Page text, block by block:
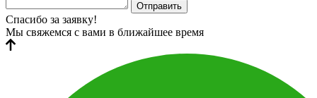
Отправить
Спасибо за заявку!
Мы свяжемся с вами в ближайшее время